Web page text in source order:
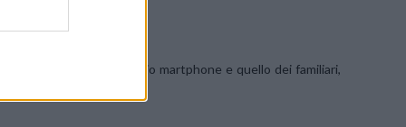
di protezione del proprio martphone e quello dei familiari,